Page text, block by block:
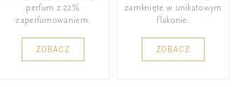
perfum z 22%
zaperfumowaniem.
ZOBACZ
zamknięte w unikatowym
flakonie.
ZOBACZ